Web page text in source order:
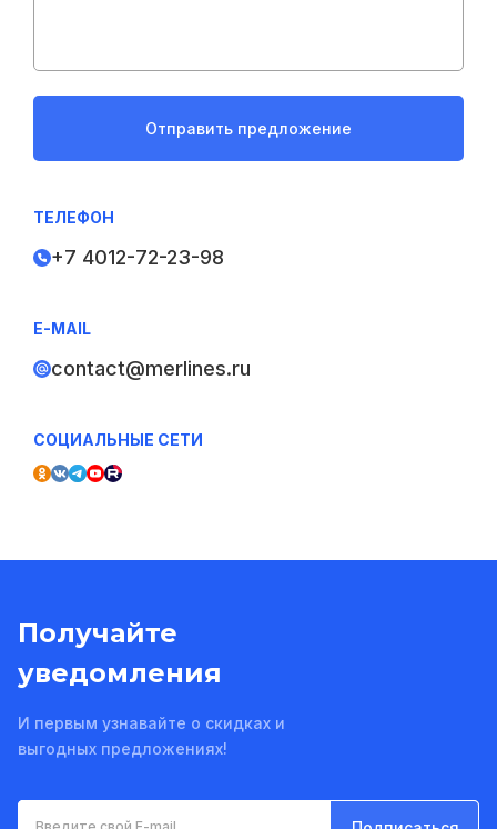
ТЕЛЕФОН
+7 4012-72-23-98
E-MAIL
contact@merlines.ru
СОЦИАЛЬНЫЕ СЕТИ
Отправить предложение
Получайте
уведомления
И первым узнавайте о скидках и
выгодных предложениях!